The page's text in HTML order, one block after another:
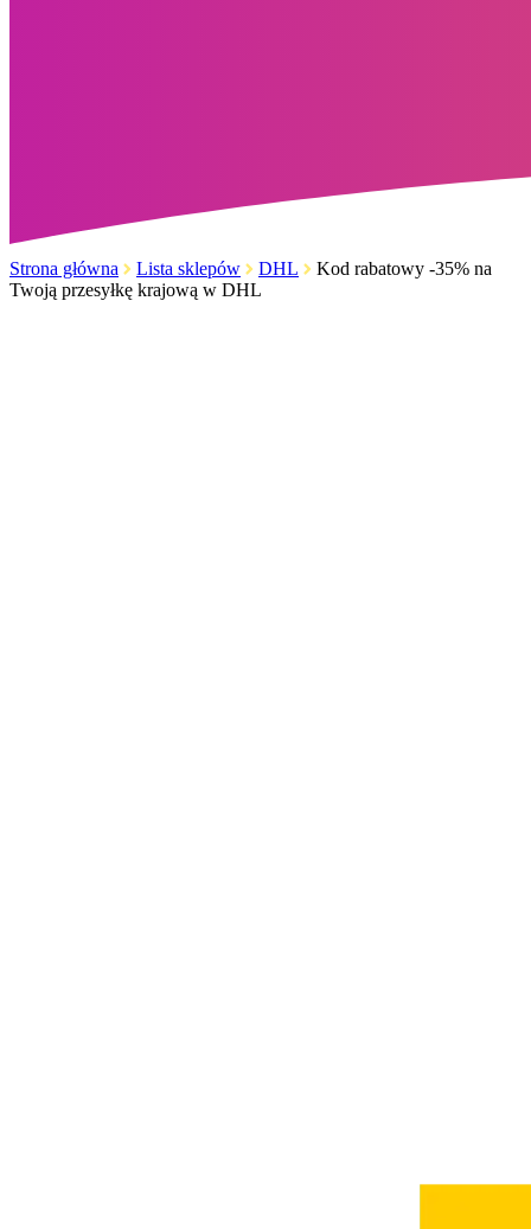
Strona główna Lista sklepów DHL
Kod rabatowy -35% na
Twoją przesyłkę krajową w DHL